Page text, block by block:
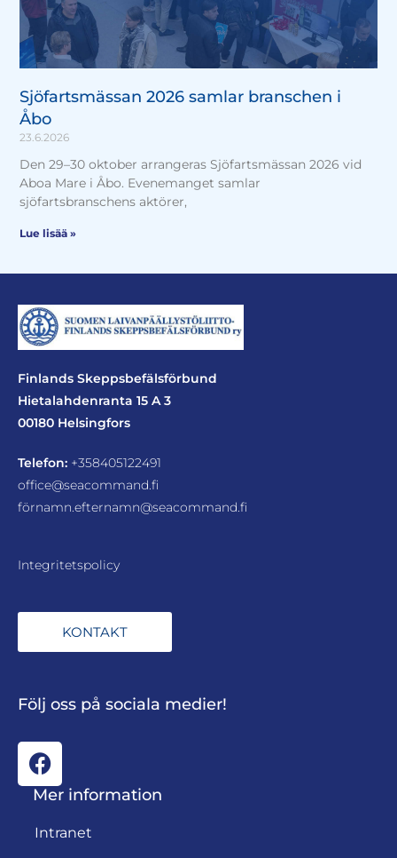
Sjöfartsmässan 2026 samlar branschen i
Åbo
23.6.2026
Den 29–30 oktober arrangeras Sjöfartsmässan 2026 vid
Aboa Mare i Åbo. Evenemanget samlar
sjöfartsbranschens aktörer,
Lue lisää »
Finlands Skeppsbefälsförbund
Hietalahdenranta 15 A 3
00180 Helsingfors
Telefon: +358405122491
office@seacommand.fi
förnamn.efternamn@seacommand.fi
Integritetspolicy
KONTAKT
Följ oss på sociala medier!
Mer information
Intranet